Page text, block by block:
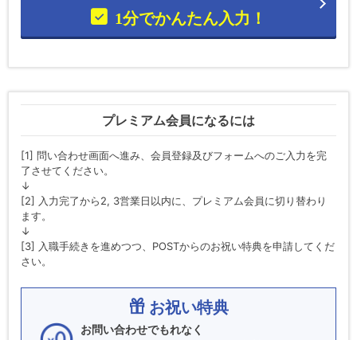
1分でかんたん入力！
プレミアム会員になるには
[1] 問い合わせ画面へ進み、会員登録及びフォームへのご入力を完
了させてください。
↓
[2] 入力完了から2, 3営業日以内に、プレミアム会員に切り替わり
ます。
↓
[3] 入職手続きを進めつつ、POSTからのお祝い特典を申請してくだ
さい。
お祝い特典
お問い合わせでもれなく